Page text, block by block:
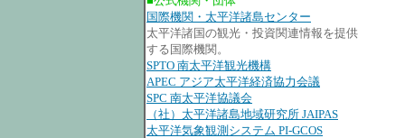
国際機関・太平洋諸島センター
太平洋諸国の観光・投資関連情報を提供
する国際機関。
SPTO 南太平洋観光機構
APEC アジア太平洋経済協力会議
SPC 南太平洋協議会
（社）太平洋諸島地域研究所 JAIPAS
太平洋気象観測システム PI-GCOS